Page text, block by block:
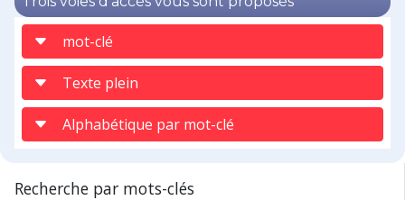
mot-clé
Texte plein
Alphabétique par mot-clé
Recherche par mots-clés